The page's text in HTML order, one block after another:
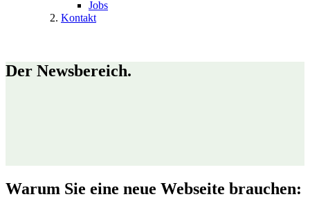
Jobs
Kontakt
Der Newsbereich.
Warum Sie eine neue Webseite brauchen: